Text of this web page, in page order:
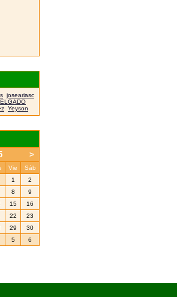
joseariasc
Yeyson
>
Vie
Sáb
1
2
8
9
15
16
22
23
29
30
5 6